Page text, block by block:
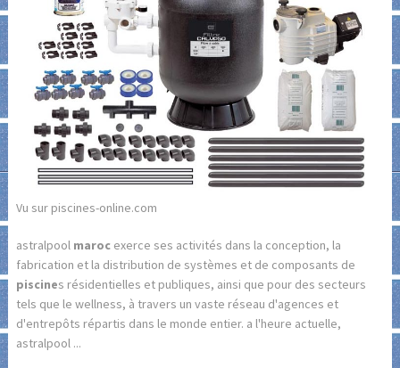
Vu sur piscines-online.com
astralpool marocexerce ses activités dans la conception, la
fabrication et la distribution de systèmes et de composants de
piscines résidentielles et publiques, ainsi que pour des secteurs
tels que le wellness, à travers un vaste réseau d'agences et
d'entrepôts répartis dans le monde entier. a l'heure actuelle,
astralpool ...